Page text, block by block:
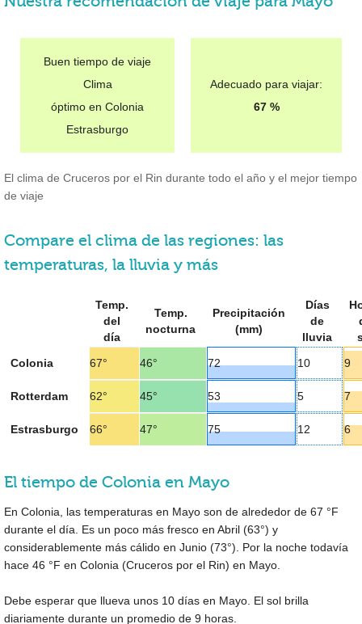
Buen tiempo de viaje
Clima
óptimo en Colonia
Estrasburgo
Adecuado para viajar:
67 %
El clima de Cruceros por el Rin durante todo el año y el mejor tiempo
de viaje
Compare el clima de las regiones: las
temperaturas, la lluvia y más
Temp.
del
día
Temp.
nocturna
Precipitación
(mm)
Días
de
lluvia
Colonia
67° 46° 72 10 9
Rotterdam 62° 45° 53 5 7
Estrasburgo 66° 47° 75 12 6
El tiempo de Colonia en Mayo
En Colonia, las temperaturas en Mayo son de alrededor de 67 °F
durante el día. Es un poco más fresco en Abril (63°) y
considerablemente más cálido en Junio (73°). Por la noche todavía
hace 46 °F en Colonia (Cruceros por el Rin) en Mayo.
Debe esperar que llueva unos 10 días en Mayo. El sol brilla
diariamente durante un promedio de 9 horas.